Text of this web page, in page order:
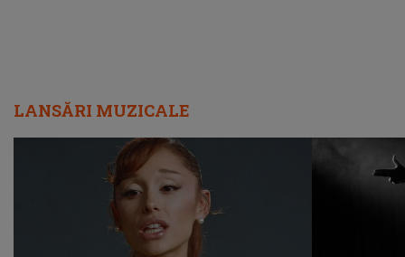
LANSĂRI MUZICALE